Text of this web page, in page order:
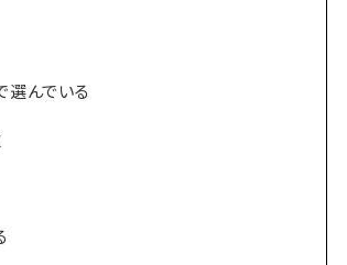
んでいる